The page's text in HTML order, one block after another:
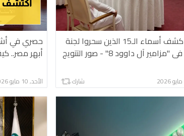
حصري: كشف أسماء الـ15 الذين سحروا لجنة
آل داوود 8" - صور التتويج
شارك
حصري في
أبهر مصر..
الأحد, 10 مايو 2026